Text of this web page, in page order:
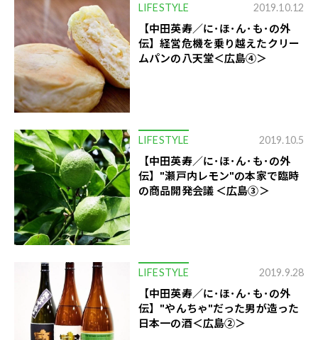
LIFESTYLE 2019.10.12
【中田英寿／に･ほ･ん･も･の外
伝】経営危機を乗り越えたクリー
ムパンの八天堂＜広島④＞
LIFESTYLE 2019.10.5
【中田英寿／に･ほ･ん･も･の外
伝】"瀬戸内レモン"の本家で臨時
の商品開発会議 ＜広島③＞
LIFESTYLE 2019.9.28
【中田英寿／に･ほ･ん･も･の外
伝】"やんちゃ"だった男が造った
日本一の酒＜広島②＞